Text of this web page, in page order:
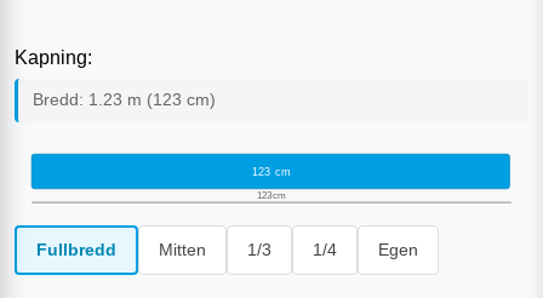
Kapning:
Bredd: 1.23 m (123 cm)
123 cm
123cm
Fullbredd Mitten 1/3 1/4 Egen